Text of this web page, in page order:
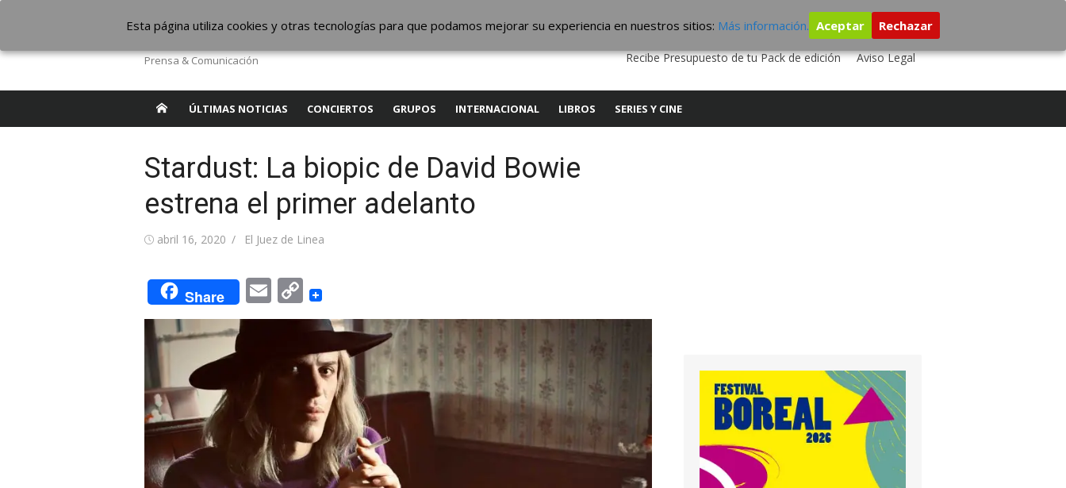
contenido
The Borderline Music
Prensa & Comunicación
QUIENES SOMOS CONTACTO SERVICIOS EDITA TU DISCO
ESTUDIO DE GRABACIÓN
Recibe Presupuesto de tu Pack de edición
Aviso Legal
ÚLTIMAS NOTICIAS CONCIERTOS GRUPOS INTERNACIONAL LIBROS SERIES Y CINE
Stardust: La biopic de David Bowie
estrena el primer adelanto
Publicada
abril 16, 2020 Autor
El Juez de Linea
Share EmailCopy
Link
Esta página utiliza cookies y otras tecnologías para que podamos mejorar su experiencia en nuestros sitios: Más información. Aceptar Rechazar